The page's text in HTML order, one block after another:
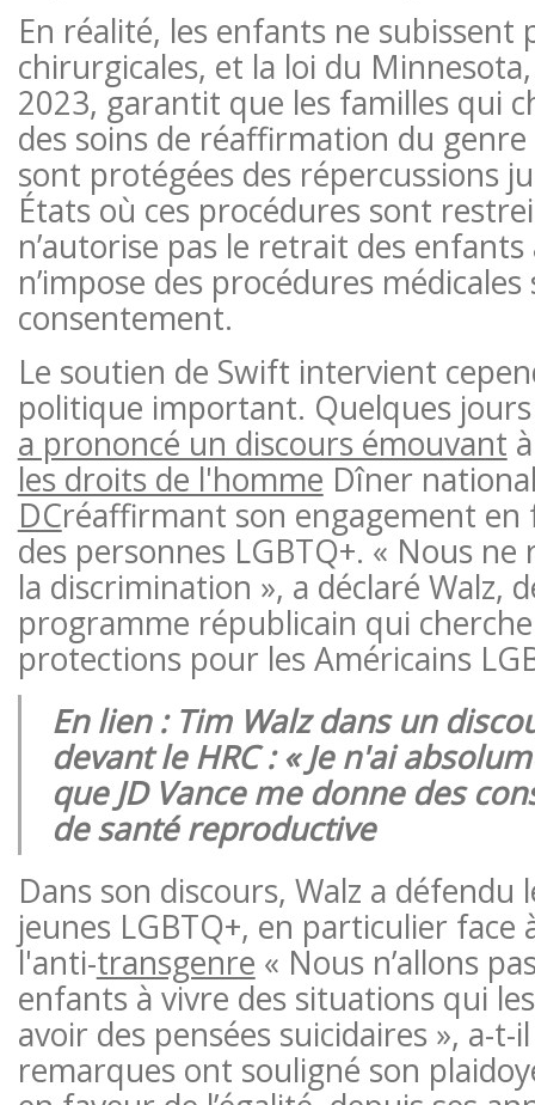
En réalité, les enfants ne subissent
chirurgicales, et la loi du
2023, garantit que les familles qui
des soins de réaffirmation du
sont protégées des répercussions
États où ces procédures sont
n’autorise pas le retrait des
n’impose des procédures médicales
consentement.
Le soutien de Swift intervient
politique important. Quelques
a prononcé un discours émouvant
les droits de l'homme Dîner
DCréaffirmant son engagement en
des personnes LGBTQ+. « Nous ne
la discrimination », a déclaré Walz,
programme républicain qui
protections pour les Américains
En lien : Tim Walz dans un
devant le HRC : « Je n'ai
que JD Vance me donne des
de santé reproductive
Dans son discours, Walz a défendu
jeunes LGBTQ+, en particulier face
l'anti-transgenre « Nous n’allons
enfants à vivre des situations qui
avoir des pensées suicidaires », a-t-
remarques ont souligné son